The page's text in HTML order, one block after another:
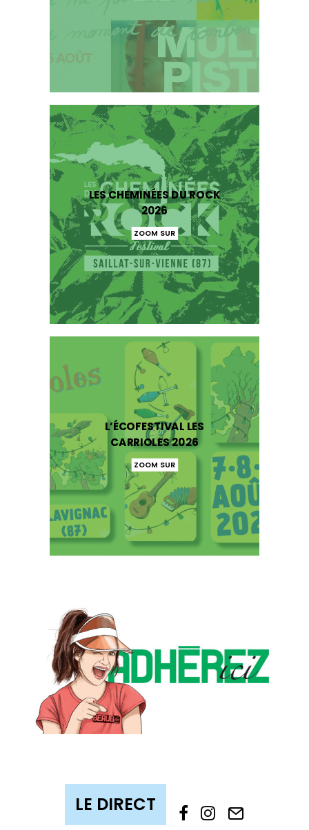
LES CHEMINÉES DU ROCK
2026
ZOOM SUR
L’ÉCOFESTIVAL LES
CARRIOLES 2026
ZOOM SUR